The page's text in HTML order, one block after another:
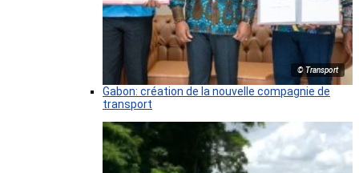
© Transport
Gabon: création de la nouvelle compagnie de
transport